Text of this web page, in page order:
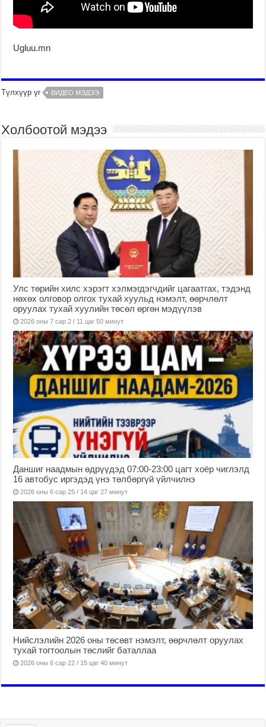
Ugluu.mn
Түлхүүр үг ВИДЕО МЭДЭЭ
Холбоотой мэдээ
Улс төрийн хилс хэрэгт хэлмэгдэгчдийг цагаатгах, тэдэнд
нөхөх олговор олгох тухай хуульд нэмэлт, өөрчлөлт
оруулах тухай хуулийн төсөл өргөн мэдүүлэв
2026 оны 7 сар 2 / 11 цаг 50 минут
Даншиг наадмын өдрүүдэд 07:00-23:00 цагт хоёр чиглэлд
16 автобус иргэдэд үнэ төлбөргүй үйлчилнэ
2026 оны 6 сар 25 / 14 цаг 27 минут
Нийслэлийн 2026 оны төсөвт нэмэлт, өөрчлөлт оруулах
тухай тогтоолын төслийг баталлаа
2026 оны 6 сар 22 / 15 цаг 40 минут